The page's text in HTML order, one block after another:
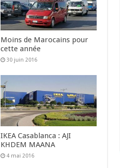
Moins de Marocains pour
cette année
30 juin 2016
IKEA Casablanca : AJI
KHDEM MAANA
4 mai 2016